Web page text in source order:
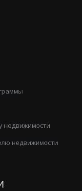
недвижимости
недвижимости